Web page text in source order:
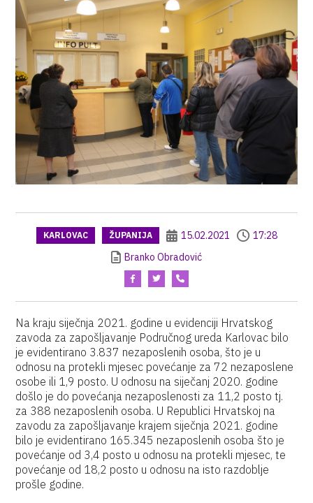
KARLOVAC ŽUPANIJA 15.02.2021
17:28
Branko Obradović
Na kraju siječnja 2021. godine u evidenciji Hrvatskog
zavoda za zapošljavanje Područnog ureda Karlovac bilo
je evidentirano 3.837 nezaposlenih osoba, što je u
odnosu na protekli mjesec povećanje za 72 nezaposlene
osobe ili 1,9 posto. U odnosu na siječanj 2020. godine
došlo je do povećanja nezaposlenosti za 11,2 posto tj.
za 388 nezaposlenih osoba. U Republici Hrvatskoj na
zavodu za zapošljavanje krajem siječnja 2021. godine
bilo je evidentirano 165.345 nezaposlenih osoba što je
povećanje od 3,4 posto u odnosu na protekli mjesec, te
povećanje od 18,2 posto u odnosu na isto razdoblje
prošle godine.